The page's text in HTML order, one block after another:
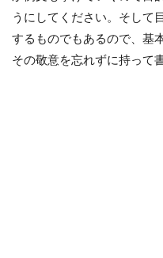
うにしてください。そして
するものでもあるので、基
その敬意を忘れずに持って